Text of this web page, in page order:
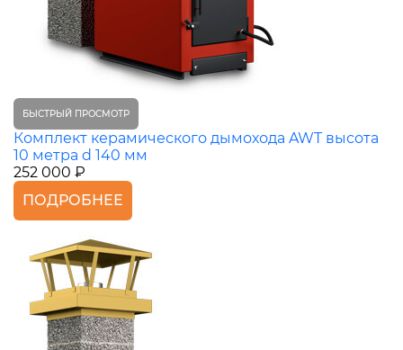
БЫСТРЫЙ ПРОСМОТР
Комплект керамического дымохода AWT высота
10 метра d 140 мм
252 000 ₽
ПОДРОБНЕЕ